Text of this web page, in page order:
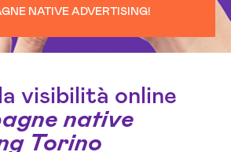
NATIVE ADVERTISING!
visibilità online
native
Torino